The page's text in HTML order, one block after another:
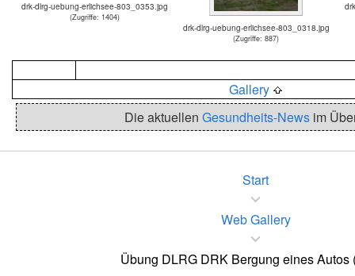
drk-dlrg-uebung-erlichsee-803_0353.jpg
(Zugriffe: 1404)
drk-dlrg-uebung-erlichsee-803_0318.jpg
(Zugriffe: 887)
Gallery
Die aktuellen Gesundheits-News im
Start
Web Gallery
Übung DLRG DRK Bergung eines Autos